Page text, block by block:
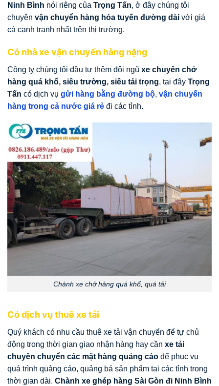
Ninh Bình nói riêng của Trọng Tấn, ở đây chúng tôi
chuyên vận chuyển hàng hóa tuyến đường dài với giá
cả cạnh tranh nhất trên thị trường.
Có nhà xe vận chuyển hàng nặng
Công ty chúng tôi đầu tư thêm đội ngũ xe chuyên chở
hàng quá khổ, siêu trường, siêu tải trọng, tại đây Trọng
Tấn có dịch vụ gửi hàng bằng đường bộ, vận chuyển
hàng trong cả nước giá rẻ đi các tỉnh.
Chành xe chở hàng quá khổ, quá tải
Có dịch vụ thuê xe tải
Quý khách có nhu cầu thuê xe tải vận chuyển để tự chủ
động trong thời gian giao nhận hàng hay cần xe tải
chuyên chuyển các mặt hàng quảng cáo để phục vụ
quá trình quảng cáo, quảng bá sản phẩm tại các tỉnh trong
thời gian dài. Chành xe ghép hàng Sài Gòn đi Ninh Bình